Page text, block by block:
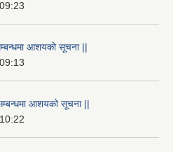
आशयको सूचना ||
आशयको सूचना ||